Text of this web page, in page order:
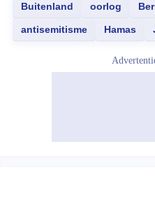
Buitenland
oorlog
antisemitisme Hamas